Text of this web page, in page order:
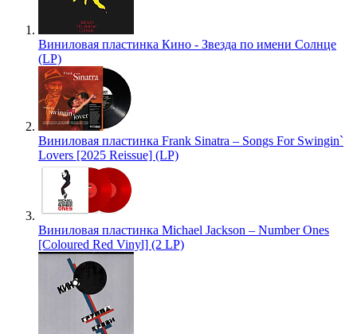
Виниловая пластинка Кино - Звезда по имени Солнце
(LP)
Виниловая пластинка Frank Sinatra – Songs For Swingin`
Lovers [2025 Reissue] (LP)
Виниловая пластинка Michael Jackson – Number Ones
[Coloured Red Vinyl] (2 LP)